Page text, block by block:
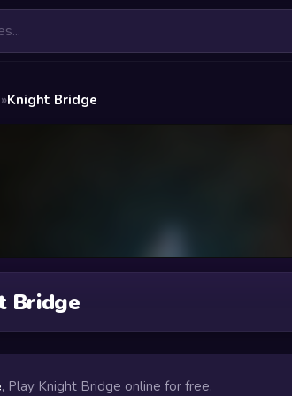
»Knight Bridge
Bridge
, Play Knight Bridge online for free.